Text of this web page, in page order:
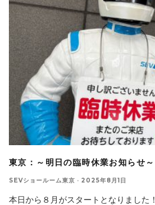
東京：～明日の臨時休業お知らせ～
SEVショールーム東京 · 2025年8月1日
本日から８月がスタートとなりました！